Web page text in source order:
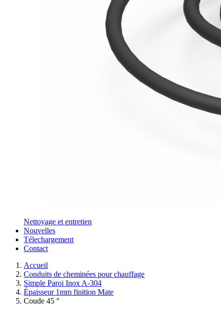
Nettoyage et entretien
Nouvelles
Télechargement
Contact
Accueil
Conduits de cheminées pour chauffage
Simple Paroi Inox A-304
Épaisseur 1mm finition Mate
Coude 45 °